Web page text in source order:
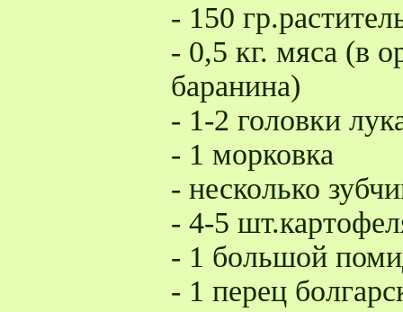
- 150
- 0,5 кг. мяса (в
баранина)
- 1-2 головки
- 1 морковка
- несколько
- 4-5
- 1 большой
- 1 перец